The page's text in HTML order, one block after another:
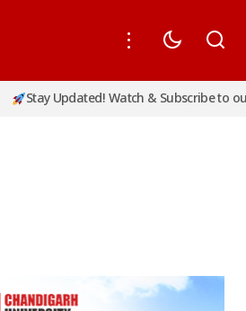
Stay Updated! Watch & Subscribe to our